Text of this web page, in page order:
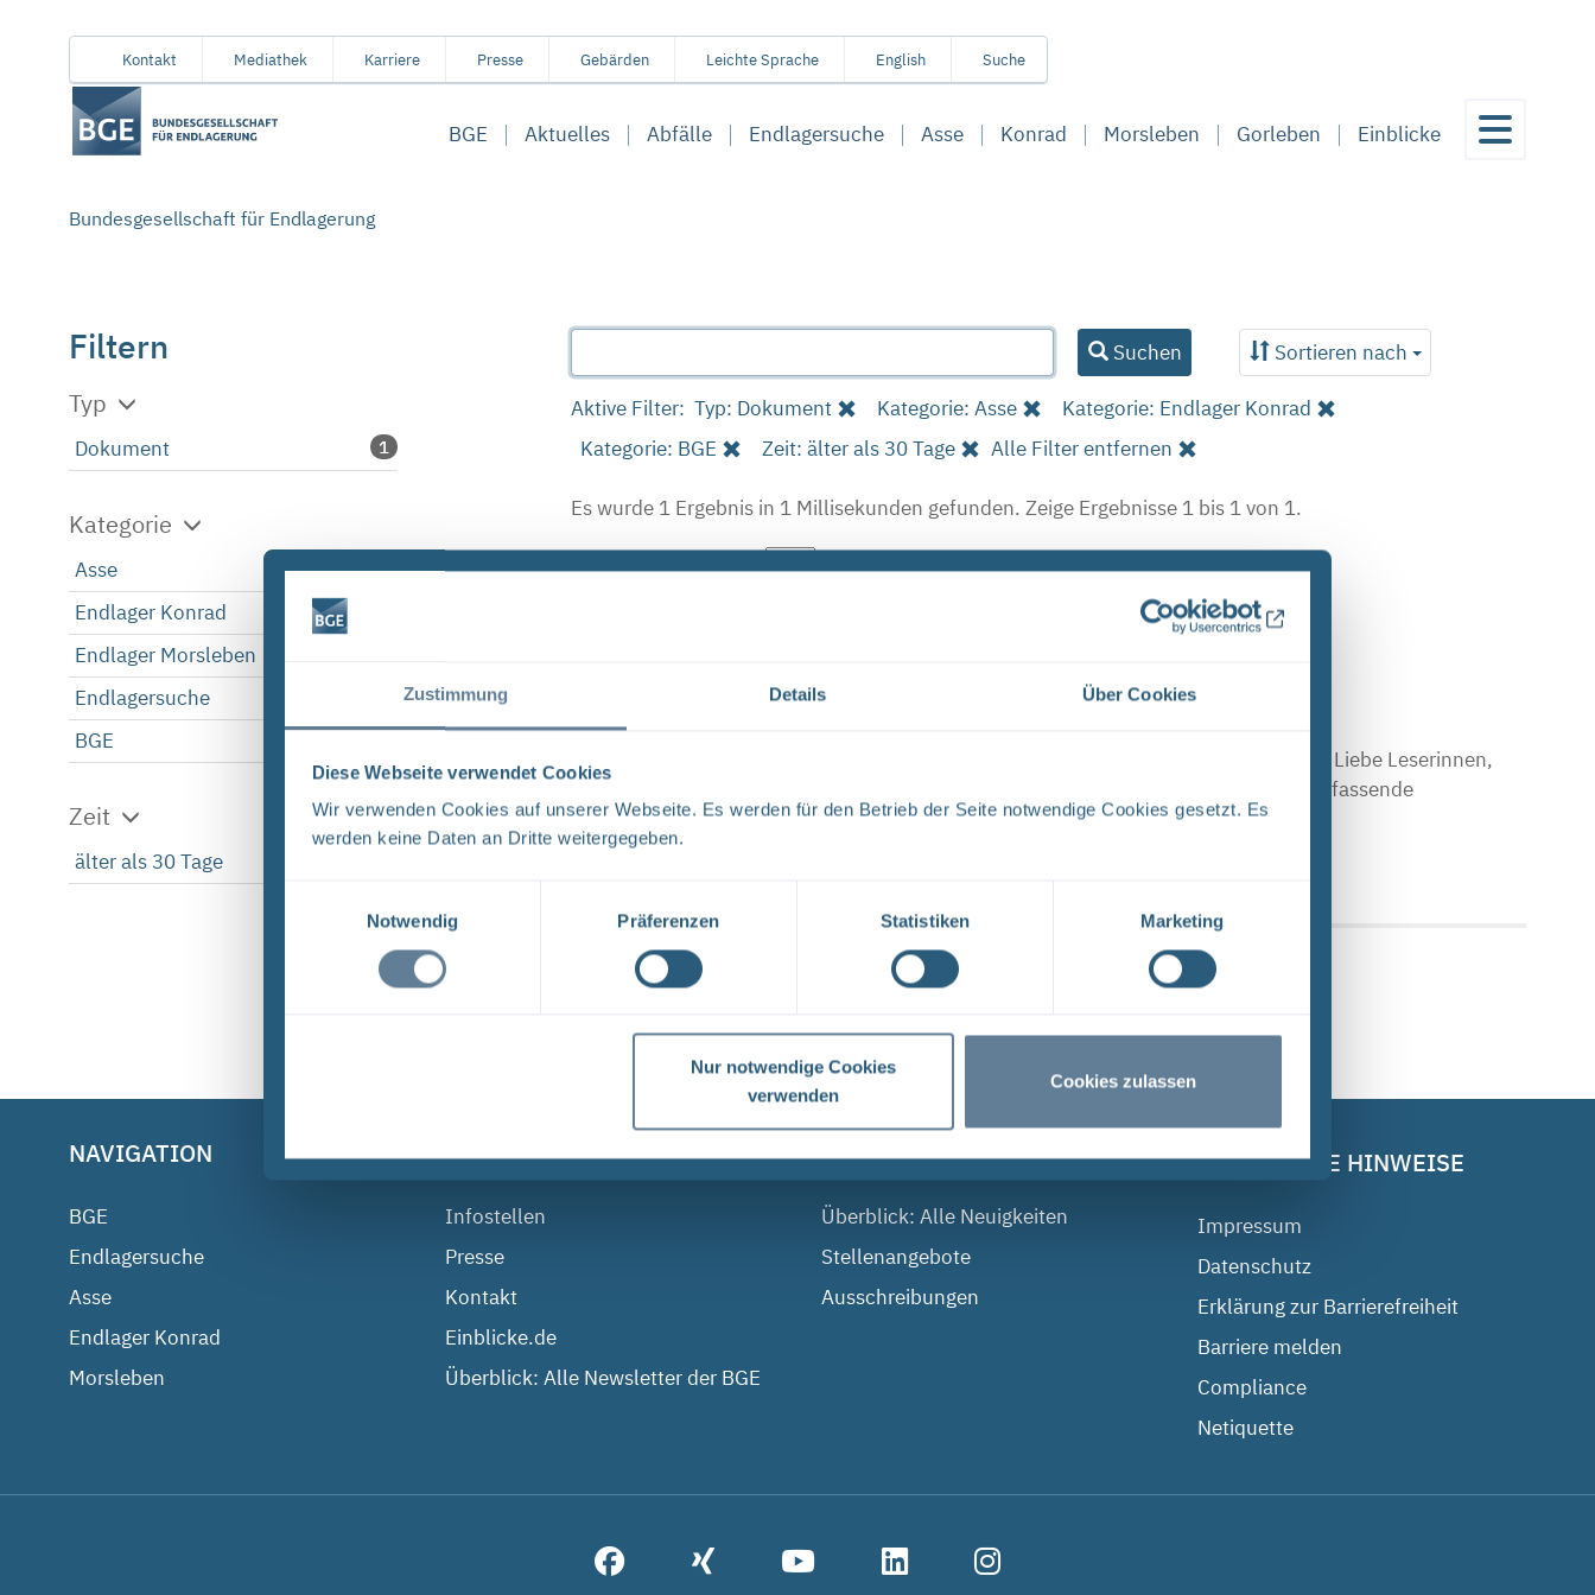
Zustimmung Details Über Cookies
Diese Webseite verwendet Cookies
Wir verwenden Cookies auf unserer Webseite. Es werden für den Betrieb der Seite notwendige Cookies gesetzt. Es
werden keine Daten an Dritte weitergegeben.
Notwendig
Präferenzen Statistiken Marketing
Nur notwendige Cookies
verwenden
Cookies zulassen
InhaltsbereichKontakt Mediathek Karriere Presse Gebärden Leichte Sprache English Suche
BGE Aktuelles Abfälle Endlagersuche Asse Konrad Morsleben Gorleben Einblicke
Bundesgesellschaft für Endlagerung
Suchen Sortieren nach
Filtern
Typ
Dokument 1
Kategorie
Asse 1
Endlager Konrad
Endlager Morsleben
Endlagersuche
BGE 1
Zeit
älter als 30 Tage
Aktive Filter: Typ: Dokument Kategorie: Asse
Kategorie: Endlager Konrad
Kategorie: BGE
Zeit: älter als 30 Tage Alle Filter entfernen
Es wurde 1 Ergebnis in 1 Millisekunden gefunden. Zeige Ergebnisse 1 bis 1 von 1.
Forschungs- und Entwicklungsstrategie der BGE (PDF)
FORSCHUNG UND ENTWICKLUNG F&E-Strategie der BGE Stand April 2024 Vorwort Liebe Leserinnen,
liebe Leser, mit der vorliegenden F&E-Strategie erhalten Sie einen Einblick in das umfassende
Aufgabenspek- ...
Dateityp: PDF | Dokumentenstand vom: 17.04.2024 | Upload am: 17.04.2024
NAVIGATION
BGE
Endlagersuche
Asse
Endlager Konrad
Morsleben
BGE IM DIALOG
Infostellen
Presse
Kontakt
Einblicke.de
Überblick: Alle Newsletter der BGE
AKTUELLES
Überblick: Alle Neuigkeiten
Stellenangebote
Ausschreibungen
RECHTLICHE HINWEISE
Impressum
Datenschutz
Erklärung zur Barrierefreiheit
Barriere melden
Compliance
Netiquette